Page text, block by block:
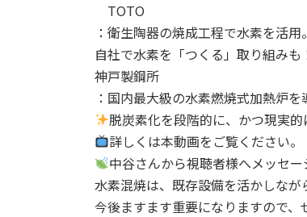
TOTO
：衛生陶器の焼成工程で水素を活用。
自社で水素を「つくる」取り組み
神戸製鋼所
：国内最大級の水素燃焼式加熱炉
脱炭素化を段階的に、かつ現実
詳しくは本動画をご覧ください。
中谷さんから視聴者様へメッセー
水素混焼は、既存設備を活かしなが
今後ますます重要になりますので、